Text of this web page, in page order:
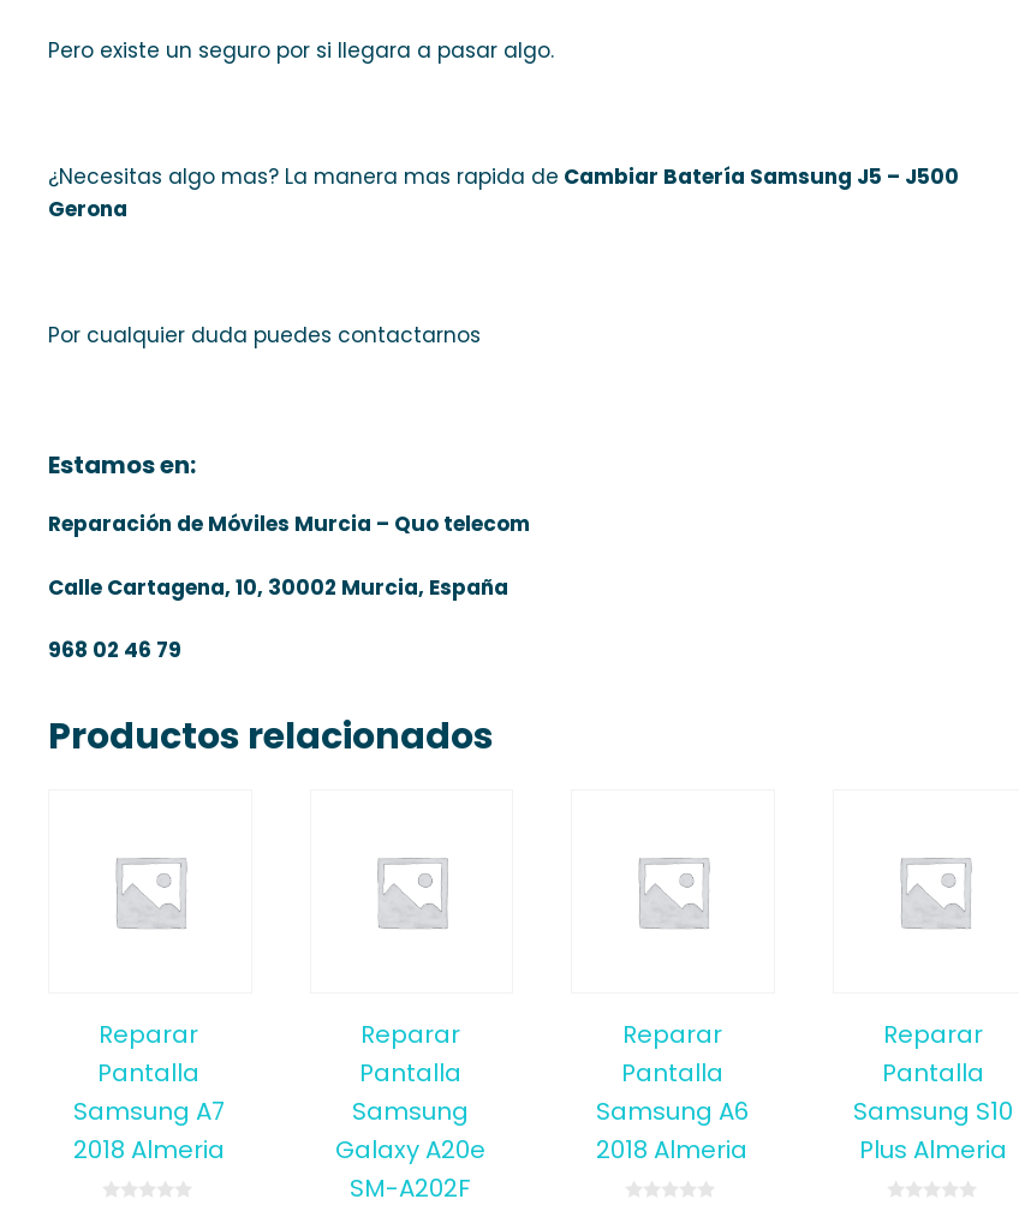
Pero existe un seguro por si llegara a pasar algo.
¿Necesitas algo mas? La manera mas rapida de Cambiar Batería Samsung J5 – J500
Gerona
Por cualquier duda puedes contactarnos
Estamos en:
Reparación de Móviles Murcia – Quo telecom
Calle Cartagena, 10, 30002 Murcia, España
968 02 46 79
Productos relacionados
Reparar
Pantalla
Samsung A7
2018 Almeria
Reparar
Pantalla
Samsung
Galaxy A20e
SM-A202F
Reparar
Pantalla
Samsung A6
2018 Almeria
Reparar
Pantalla
Samsung S10
Plus Almeria